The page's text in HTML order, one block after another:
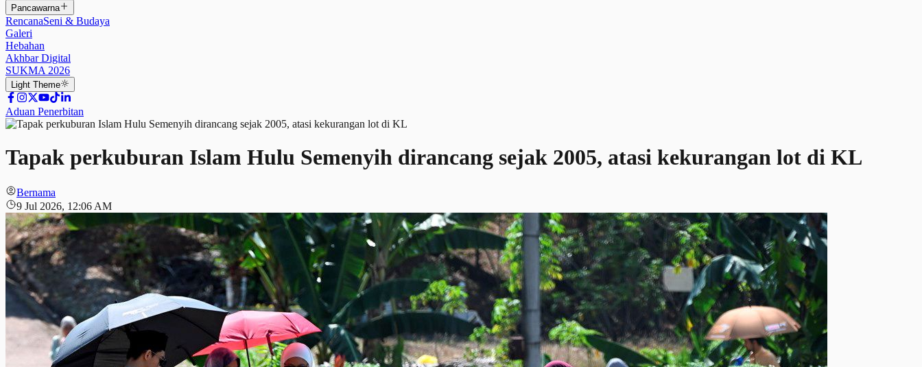
Pancawarna
RencanaSeni & Budaya
Galeri
Hebahan
Akhbar Digital
SUKMA 2026
Light Theme
Aduan Penerbitan
Tapak perkuburan Islam Hulu Semenyih dirancang sejak 2005, atasi kekurangan lot di KL
Bernama
9 Jul 2026, 12:06 AM